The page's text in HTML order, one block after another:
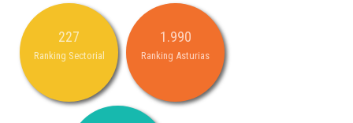
227
Ranking Sectorial
1.990
Ranking Asturias